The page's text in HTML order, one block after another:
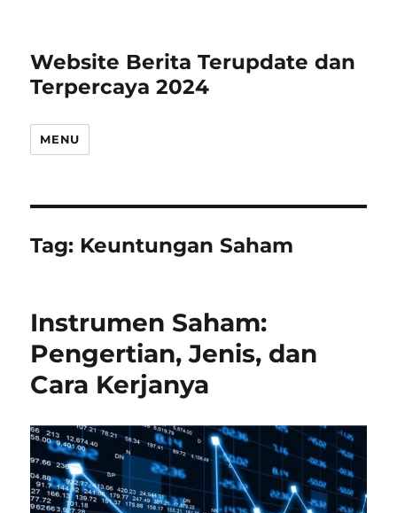
Website Berita Terupdate dan
Terpercaya 2024
MENU
Tag: Keuntungan Saham
Instrumen Saham:
Pengertian, Jenis, dan
Cara Kerjanya